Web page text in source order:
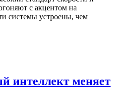
с акцентом на
системы устроены, чем
интеллект меняет